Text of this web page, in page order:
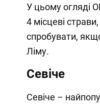
У цьому огляді
4 місцеві
спробувати,
Ліму.
Севіче
Севіче –